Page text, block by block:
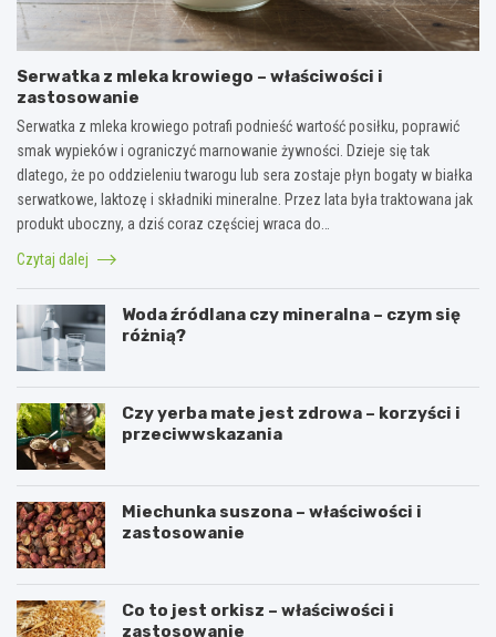
Serwatka z mleka krowiego – właściwości i
zastosowanie
Serwatka z mleka krowiego potrafi podnieść wartość posiłku, poprawić
smak wypieków i ograniczyć marnowanie żywności. Dzieje się tak
dlatego, że po oddzieleniu twarogu lub sera zostaje płyn bogaty w białka
serwatkowe, laktozę i składniki mineralne. Przez lata była traktowana jak
produkt uboczny, a dziś coraz częściej wraca do…
Czytaj dalej
Woda źródlana czy mineralna – czym się
różnią?
Czy yerba mate jest zdrowa – korzyści i
przeciwwskazania
Miechunka suszona – właściwości i
zastosowanie
Co to jest orkisz – właściwości i
zastosowanie